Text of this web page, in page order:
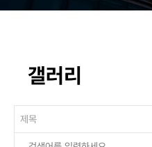
갤러리